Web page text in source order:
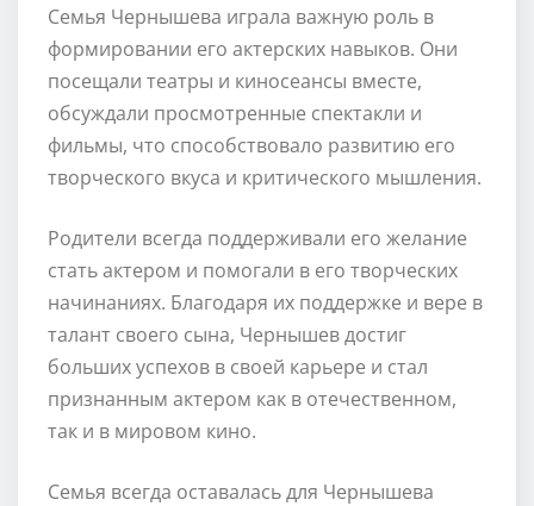
Семья Чернышева играла важную роль в
формировании его актерских навыков. Они
посещали театры и киносеансы вместе,
обсуждали просмотренные спектакли и
фильмы, что способствовало развитию его
творческого вкуса и критического мышления.
Родители всегда поддерживали его желание
стать актером и помогали в его творческих
начинаниях. Благодаря их поддержке и вере в
талант своего сына, Чернышев достиг
больших успехов в своей карьере и стал
признанным актером как в отечественном,
так и в мировом кино.
Семья всегда оставалась для Чернышева